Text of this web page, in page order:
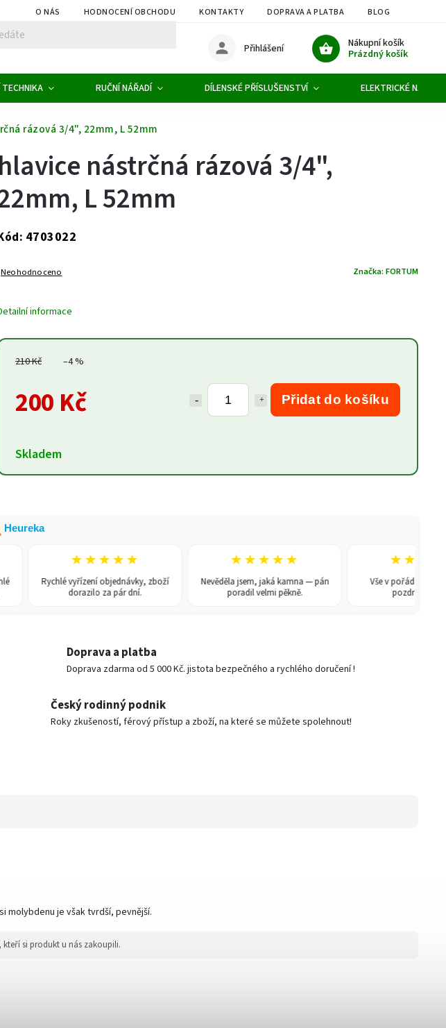
O NÁS HODNOCENÍ OBCHODU KONTAKTY DOPRAVA A PLATBA BLOG
Nákupní košík
Prázdný košík
Přihlášení
RUČNÍ NÁŘADÍ DÍLENSKÉ PŘÍSLUŠENSTVÍ ELEKTRICKÉ NÁŘADÍ
rázová 3/4", 22mm, L 52mm
210 Kč –4 %
200 Kč Přidat do košíku
Skladem
hlavice nástrčná rázová 3/4",
L 52mm
4703022
Neohodnoceno Značka: FORTUM
informace
Heureka
★★★★★
Rychlé vyřízení objednávky, zboží
dorazilo za pár dní.
★★★★★
Nevěděla jsem, jaká kamna — pán
poradil velmi pěkně.
★★★★★
Vše v pořádku,
pozdravem René
Doprava a platba
Doprava zdarma od 5 000 Kč. jistota bezpečného a rychlého doručení !
Český rodinný podnik
Roky zkušeností, férový přístup a zboží, na které se můžete spolehnout!
molybdenu je však tvrdší, pevnější.
si produkt u nás zakoupili.